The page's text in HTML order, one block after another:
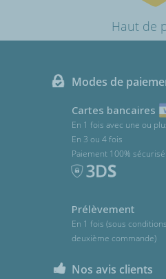
Haut de
Modes de
Cartes bancaires
En 1 fois avec une ou
En 3 ou 4 fois
Paiement 100%
Prélèvement
En 1 fois (sous
deuxième commande)
Nos avis clients